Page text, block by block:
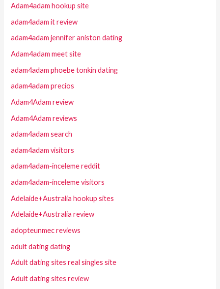
Adam4adam hookup site
adam4adam it review
adam4adam jennifer aniston dating
Adam4adam meet site
adam4adam phoebe tonkin dating
adam4adam precios
Adam4Adam review
Adam4Adam reviews
adam4adam search
adam4adam visitors
adam4adam-inceleme reddit
adam4adam-inceleme visitors
Adelaide+Australia hookup sites
Adelaide+Australia review
adopteunmec reviews
adult dating dating
Adult dating sites real singles site
Adult dating sites review